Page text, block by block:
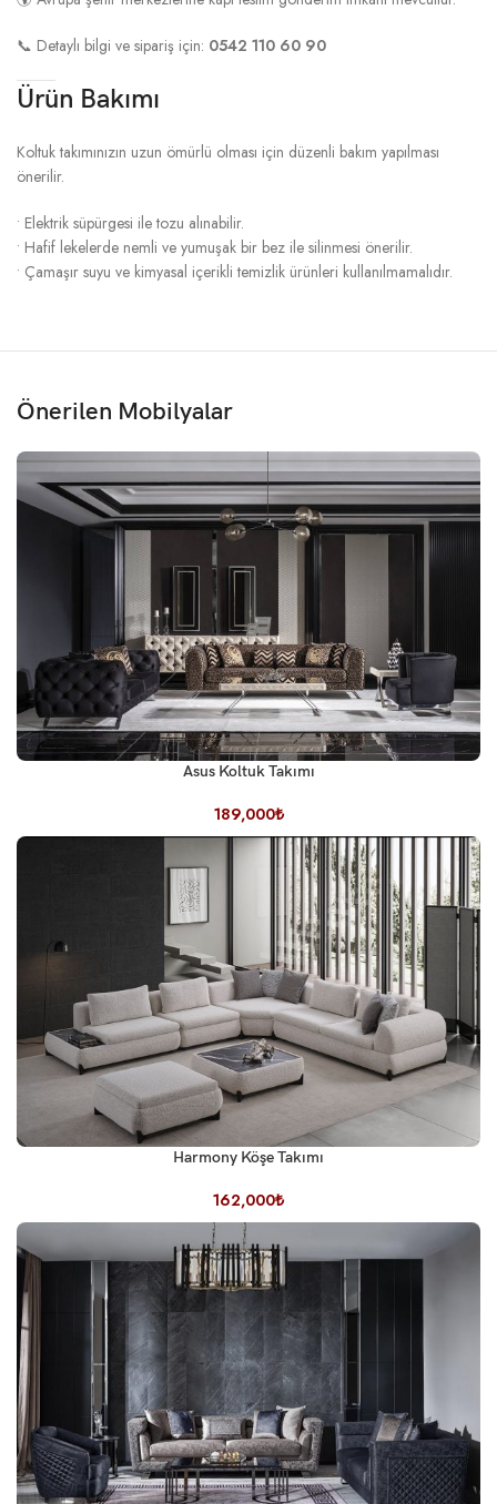
📞 Detaylı bilgi ve sipariş için: 0542 110 60 90
Ürün Bakımı
Koltuk takımınızın uzun ömürlü olması için düzenli bakım yapılması
önerilir.
• Elektrik süpürgesi ile tozu alınabilir.
• Hafif lekelerde nemli ve yumuşak bir bez ile silinmesi önerilir.
• Çamaşır suyu ve kimyasal içerikli temizlik ürünleri kullanılmamalıdır.
Önerilen Mobilyalar
Asus Koltuk Takımı
189,000₺
Harmony Köşe Takımı
162,000₺